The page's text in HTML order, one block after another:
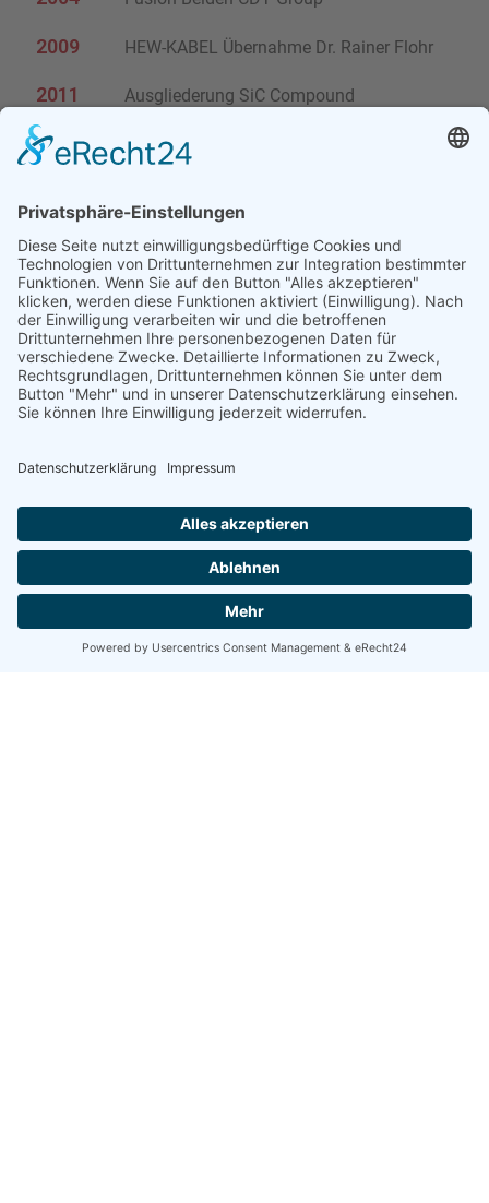
2009 HEW-KABEL Übernahme Dr. Rainer Flohr
2011 Ausgliederung SiC Compound
2019
Übernahme durch Andlinger & Company
GmbH